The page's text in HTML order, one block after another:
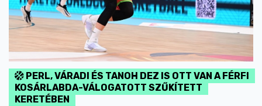
PERL, VÁRADI ÉS TANOH DEZ IS OTT VAN A FÉRFI
KOSÁRLABDA-VÁLOGATOTT SZŰKÍTETT
KERETÉBEN